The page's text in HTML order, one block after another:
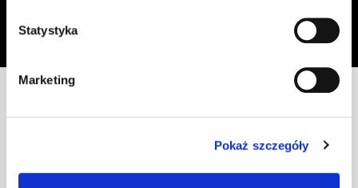
Statystyka
Marketing
Pokaż szczegóły
Oświadczam, że zapoznałem się z
przetwarzania moich danych osobowych, w celu przesyłania mi informacji o